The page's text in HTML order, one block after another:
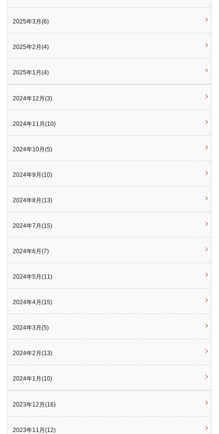
2025年3月(6)
2025年2月(4)
2025年1月(4)
2024年12月(3)
2024年11月(10)
2024年10月(5)
2024年9月(10)
2024年8月(13)
2024年7月(15)
2024年6月(7)
2024年5月(11)
2024年4月(15)
2024年3月(5)
2024年2月(13)
2024年1月(10)
2023年12月(16)
2023年11月(12)